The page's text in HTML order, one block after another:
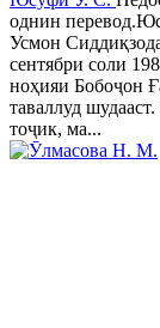
однин
Усмон
сентябри соли
ноҳияи Бобоҷон
таваллуд
тоҷик, ма...